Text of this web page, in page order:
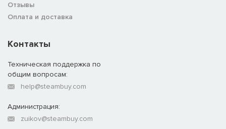
Отзывы
Оплата и доставка
Контакты
Техническая поддержка по
общим вопросам:
help@steambuy.com
Администрация:
zuikov@steambuy.com